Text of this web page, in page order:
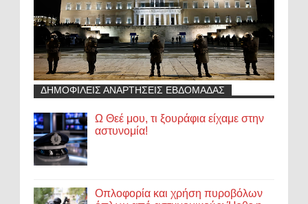
ΔΗΜΟΦΙΛΕΙΣ ΑΝΑΡΤΗΣΕΙΣ ΕΒΔΟΜΑΔΑΣ
Ω Θεέ μου, τι ξουράφια είχαμε στην
αστυνομία!
Οπλοφορία και χρήση πυροβόλων